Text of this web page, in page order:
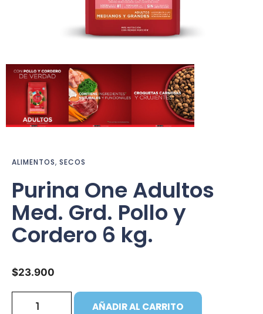
ALIMENTOS, SECOS
Purina One Adultos
Med. Grd. Pollo y
Cordero 6 kg.
$23.900
AÑADIR AL CARRITO